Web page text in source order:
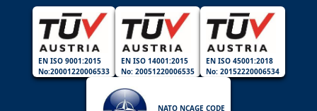
EN ISO 9001:2015
No:20001220006533
EN ISO 14001:2015
No: 20051220006535
EN ISO 45001:2018
No: 20152220006534
NATO NCAGE CODE